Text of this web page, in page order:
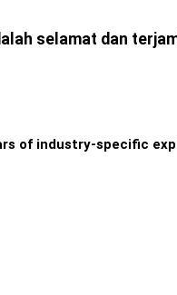
selamat dan
of industry-specific